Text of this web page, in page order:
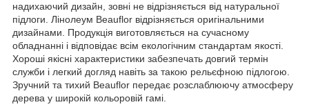
надихаючий дизайн, зовні не відрізняється від натуральної
підлоги. Лінолеум Beauflor відрізняється оригінальними
дизайнами. Продукція виготовляється на сучасному
обладнанні і відповідає всім екологічним стандартам якості.
Хороші якісні характеристики забезпечать довгий термін
служби і легкий догляд навіть за такою рельєфною підлогою.
Зручний та тихий Beauflor передає розслаблюючу атмосферу
дерева у широкій кольоровій гамі.